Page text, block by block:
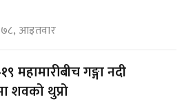
आइतवार
महामारीबीच गङ्गा नदी
शवको थुप्रो